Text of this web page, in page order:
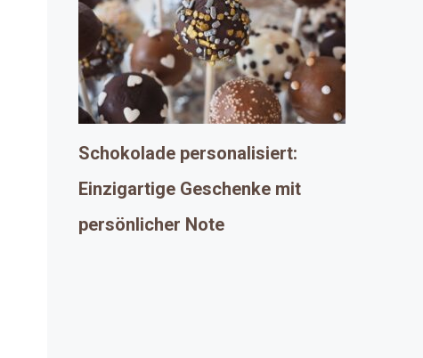
Schokolade personalisiert:
Einzigartige Geschenke mit
persönlicher Note